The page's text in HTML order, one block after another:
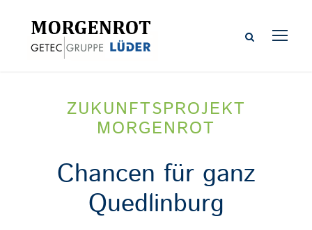
ZUKUNFTSPROJEKT
MORGENROT
Chancen für ganz
Quedlinburg